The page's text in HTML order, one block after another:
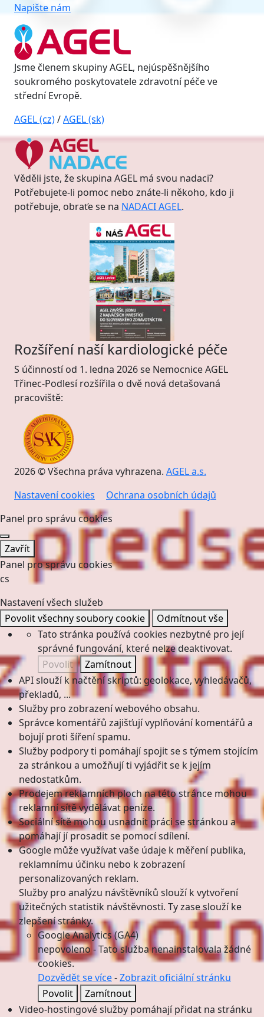
Napište nám
Jsme členem skupiny AGEL, nejúspěšnějšího
soukromého poskytovatele zdravotní péče ve
střední Evropě.
AGEL (cz)/AGEL (sk)
Věděli jste, že skupina AGEL má svou nadaci?
Potřebujete-li pomoc nebo znáte-li někoho, kdo ji
potřebuje, obraťe se na NADACI AGEL.
Rozšíření naší kardiologické péče
S účinností od 1. ledna 2026 se Nemocnice AGEL
Třinec-Podlesí rozšířila o dvě nová detašovaná
pracoviště:
2026 © Všechna práva vyhrazena. AGEL a.s.
Nastavení cookies
Ochrana osobních údajů
Panel pro správu cookies
Zavřít
Panel pro správu cookies
cs
Nastavení všech služeb
Povolit všechny soubory cookie
Odmítnout vše
Tato stránka používá cookies nezbytné pro její
správné fungování, které nelze deaktivovat.
Povolit
Zamítnout
API slouží k načtění skriptů: geolokace, vyhledávačů,
překladů, ...
Služby pro zobrazení webového obsahu.
Správce komentářů zajišťují vyplňování komentářů a
bojují proti šíření spamu.
Služby podpory ti pomáhají spojit se s týmem stojícím
za stránkou a umožňují ti vyjádřit se k jejím
nedostatkům.
Prodejem reklamních ploch na této stránce mohou
reklamní sítě vydělávat peníze.
Sociální sítě mohou usnadnit práci se stránkou a
pomáhají jí prosadit se pomocí sdílení.
Google může využívat vaše údaje k měření publika,
reklamnímu účinku nebo k zobrazení
personalizovaných reklam.
Služby pro analýzu návštěvníků slouží k vytvoření
užitečných statistik návštěvnosti. Ty zase slouží ke
zlepšení stránky.
Google Analytics (GA4)
nepovoleno -Tato služba nenainstalovala žádné
cookies.
Dozvědět se více-Zobrazit oficiální stránku
Povolit
Zamítnout
Video-hostingové služby pomáhají přidat na stránku